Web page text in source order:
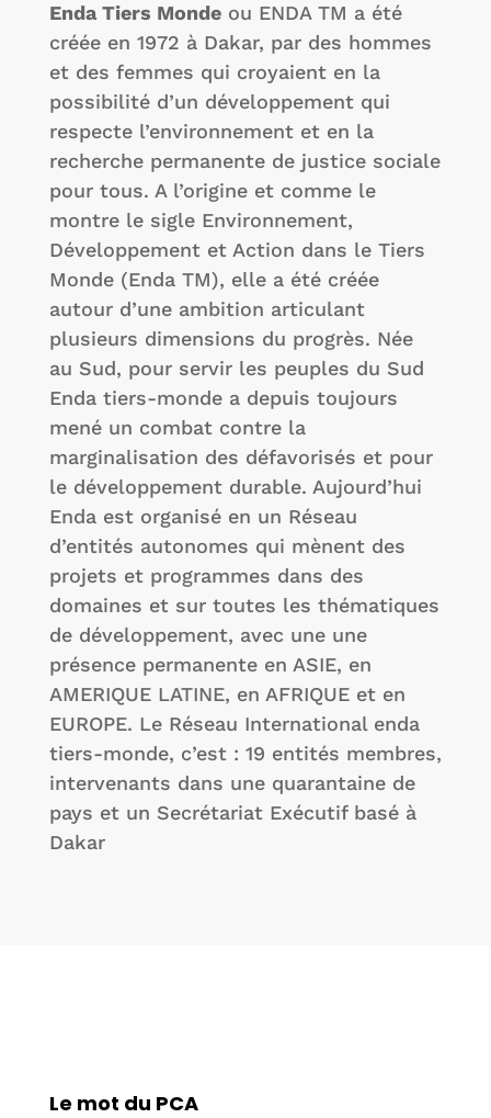
Enda Tiers Mondeou ENDA TM a été
créée en 1972 à Dakar, par des hommes
et des femmes qui croyaient en la
possibilité d’un développement qui
respecte l’environnement et en la
recherche permanente de justice sociale
pour tous. A l’origine et comme le
montre le sigle Environnement,
Développement et Action dans le Tiers
Monde (Enda TM), elle a été créée
autour d’une ambition articulant
plusieurs dimensions du progrès. Née
au Sud, pour servir les peuples du Sud
Enda tiers-monde a depuis toujours
mené un combat contre la
marginalisation des défavorisés et pour
le développement durable. Aujourd’hui
Enda est organisé en un Réseau
d’entités autonomes qui mènent des
projets et programmes dans des
domaines et sur toutes les thématiques
de développement, avec une une
présence permanente en ASIE, en
AMERIQUE LATINE, en AFRIQUE et en
EUROPE. Le Réseau International enda
tiers-monde, c’est : 19 entités membres,
intervenants dans une quarantaine de
pays et un Secrétariat Exécutif basé à
Dakar
Le mot du PCA